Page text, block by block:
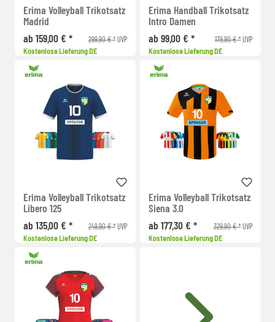
Erima Volleyball Trikotsatz
Madrid
ab 159,00 € *
299,90 € *UVP
Kostenlose Lieferung DE
Erima Handball Trikotsatz
Intro Damen
ab 99,00 € *
179,90 € *UVP
Kostenlose Lieferung DE
Erima Volleyball Trikotsatz
Libero 125
ab 135,00 € *
249,90 € *UVP
Kostenlose Lieferung DE
Erima Volleyball Trikotsatz
Siena 3.0
ab 177,30 € *
329,90 € *UVP
Kostenlose Lieferung DE